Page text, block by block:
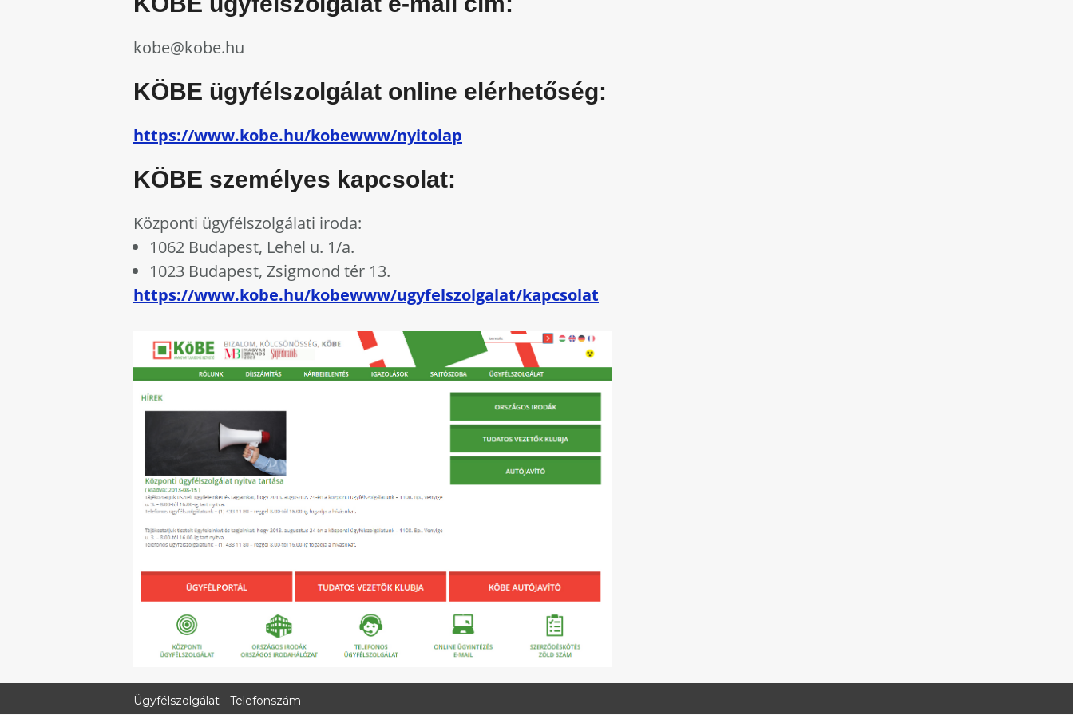
kobe@kobe.hu
KÖBE ügyfélszolgálat online elérhetőség:
https://www.kobe.hu/kobewww/nyitolap
KÖBE személyes kapcsolat:
Központi ügyfélszolgálati iroda:
1062 Budapest, Lehel u. 1/a.
1023 Budapest, Zsigmond tér 13.
https://www.kobe.hu/kobewww/ugyfelszolgalat/kapcsolat
Ügyfélszolgálat - Telefonszám